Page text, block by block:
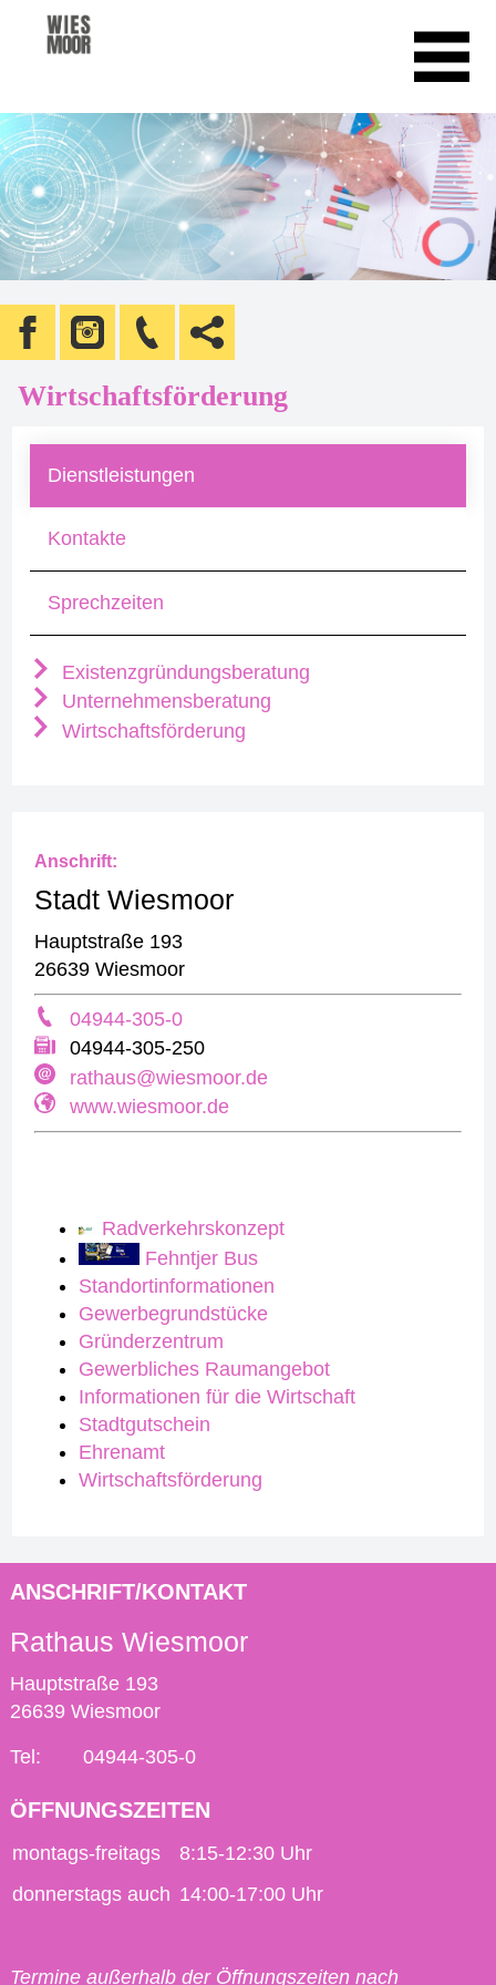
Wirtschaftsförderung
Dienstleistungen
Kontakte
Sprechzeiten
Existenzgründungsberatung
Unternehmensberatung
Wirtschaftsförderung
Radverkehrskonzept
Fehntjer Bus
Standortinformationen
Gewerbegrundstücke
Gründerzentrum
Gewerbliches Raumangebot
Informationen für die Wirtschaft
Stadtgutschein
Ehrenamt
Wirtschaftsförderung
Anschrift:
Stadt Wiesmoor
Hauptstraße 193
26639 Wiesmoor
04944-305-0
04944-305-250
rathaus@wiesmoor.de
www.wiesmoor.de
ANSCHRIFT/KONTAKT
Rathaus Wiesmoor
Hauptstraße 193
26639 Wiesmoor
Tel: 04944-305-0
ÖFFNUNGSZEITEN
montags-freitags
8:15-12:30 Uhr
donnerstags auch 14:00-17:00 Uhr
Termine außerhalb der Öffnungszeiten nach